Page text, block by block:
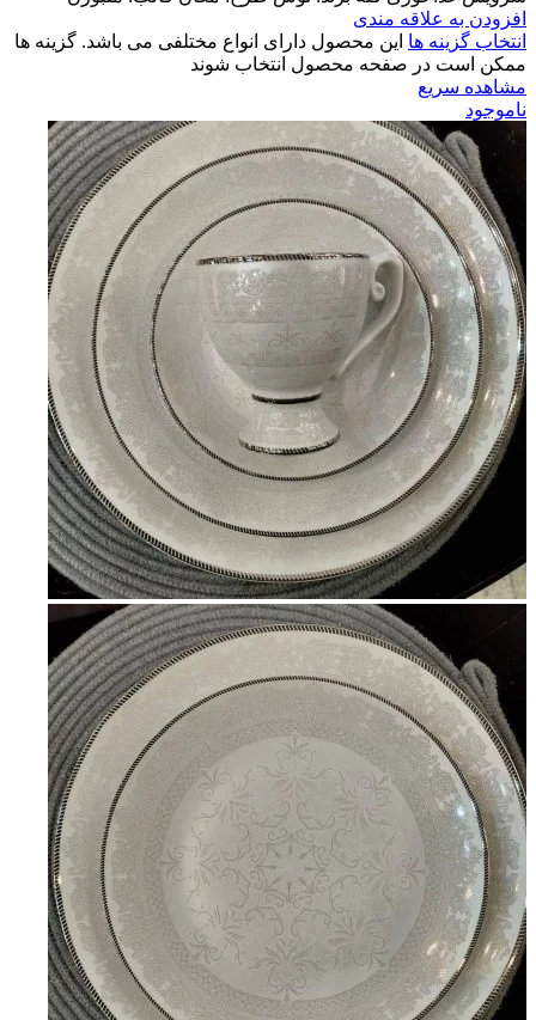
افزودن به علاقه مندی
انتخاب گزینه ها این محصول دارای انواع مختلفی می باشد. گزینه ها
ممکن است در صفحه محصول انتخاب شوند
مشاهده سریع
ناموجود